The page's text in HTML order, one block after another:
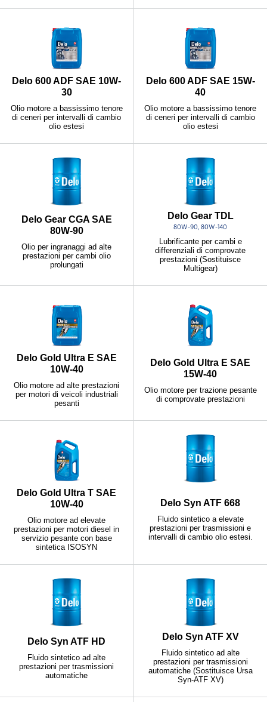
Delo 600 ADF SAE 10W-
30
Olio motore a bassissimo tenore
di ceneri per intervalli di cambio
olio estesi
Delo 600 ADF SAE 15W-
40
Olio motore a bassissimo tenore
di ceneri per intervalli di cambio
olio estesi
Delo Gear CGA SAE
80W-90
Olio per ingranaggi ad alte
prestazioni per cambi olio
prolungati
Delo Gear TDL
80W-90, 80W-140
Lubrificante per cambi e
differenziali di comprovate
prestazioni (Sostituisce
Multigear)
Delo Gold Ultra E SAE
10W-40
Olio motore ad alte prestazioni
per motori di veicoli industriali
pesanti
Delo Gold Ultra E SAE
15W-40
Olio motore per trazione pesante
di comprovate prestazioni
Delo Gold Ultra T SAE
10W-40
Olio motore ad elevate
prestazioni per motori diesel in
servizio pesante con base
sintetica ISOSYN
Delo Syn ATF 668
Fluido sintetico a elevate
prestazioni per trasmissioni e
intervalli di cambio olio estesi.
Delo Syn ATF HD
Fluido sintetico ad alte
prestazioni per trasmissioni
automatiche
Delo Syn ATF XV
Fluido sintetico ad alte
prestazioni per trasmissioni
automatiche (Sostituisce Ursa
Syn-ATF XV)